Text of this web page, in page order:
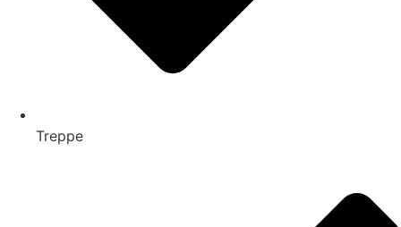
Treppe